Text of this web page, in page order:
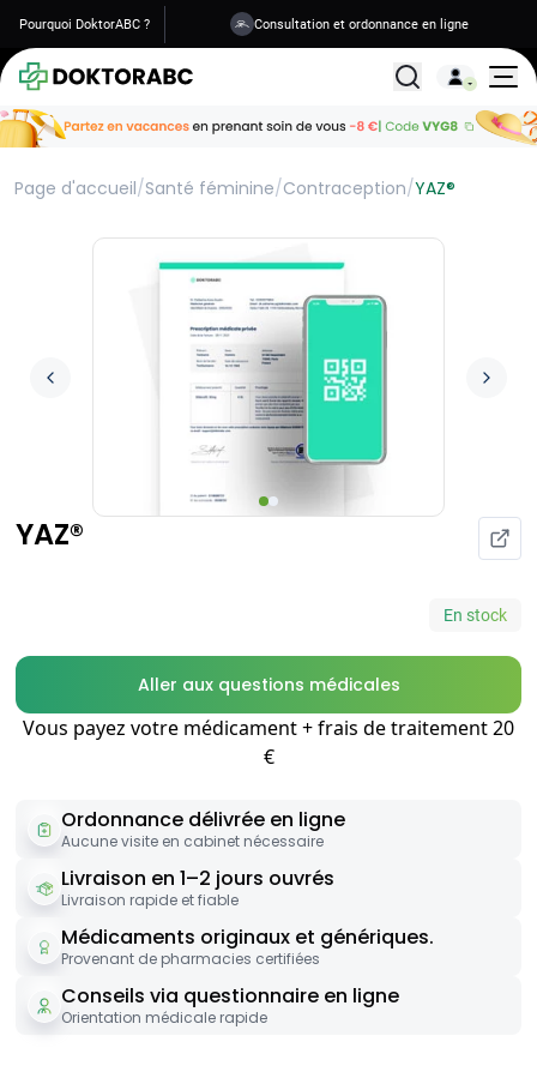
Pourquoi DoktorABC ? Consultation et ordonnance en ligne
Livraison en 1 à 2 jours
Tous les
Page d'accueil/Santé féminine/Contraception/YAZ®
YAZ®
En stock
Aller aux questions médicales
Vous payez votre médicament + frais de traitement 20
€
Ordonnance délivrée en ligne
Aucune visite en cabinet nécessaire
Livraison en 1–2 jours ouvrés
Livraison rapide et fiable
Médicaments originaux et génériques.
Provenant de pharmacies certifiées
Conseils via questionnaire en ligne
Orientation médicale rapide